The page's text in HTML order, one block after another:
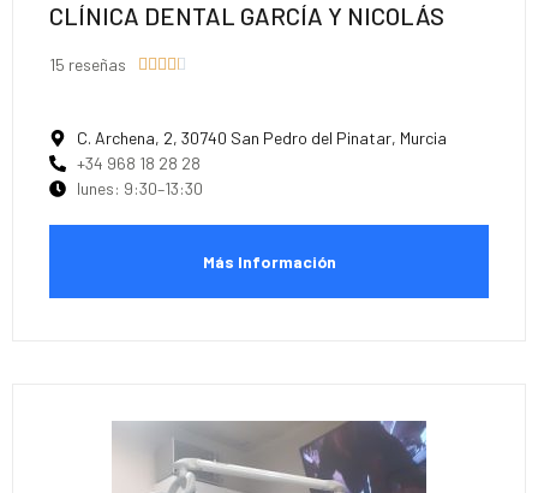
CLÍNICA DENTAL GARCÍA Y NICOLÁS
15 reseñas     
C. Archena, 2, 30740 San Pedro del Pinatar, Murcia
+34 968 18 28 28
lunes: 9:30–13:30
Más Información